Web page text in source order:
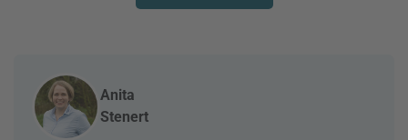
Anita
Stenert